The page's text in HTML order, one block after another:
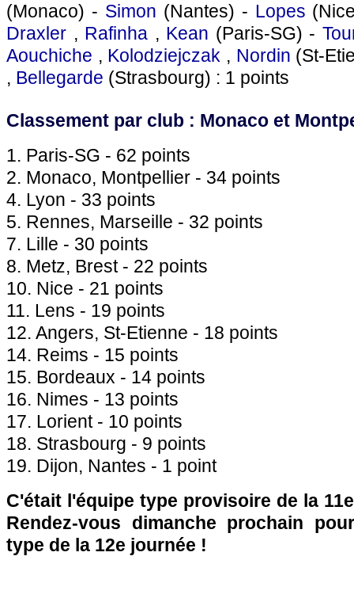
(Monaco) - Simon (Nantes) - Lopes
Draxler , Rafinha , Kean (Paris-SG) -
Aouchiche , Kolodziejczak , Nordin (St-
, Bellegarde (Strasbourg) : 1 points
Classement par club : Monaco et
1. Paris-SG - 62 points
2. Monaco, Montpellier - 34 points
4. Lyon - 33 points
5. Rennes, Marseille - 32 points
7. Lille - 30 points
8. Metz, Brest - 22 points
10. Nice - 21 points
11. Lens - 19 points
12. Angers, St-Etienne - 18 points
14. Reims - 15 points
15. Bordeaux - 14 points
16. Nimes - 13 points
17. Lorient - 10 points
18. Strasbourg - 9 points
19. Dijon, Nantes - 1 point
C'était l'équipe type provisoire de la
Rendez-vous dimanche prochain
type de la 12e journée !